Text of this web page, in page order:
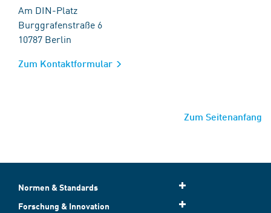
Am DIN-Platz
Burggrafenstraße 6
10787 Berlin
Zum Kontaktformular
Zum Seitenanfang
Normen & Standards
Forschung & Innovation